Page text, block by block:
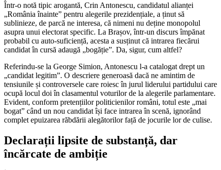
Într-o notă tipic arogantă, Crin Antonescu, candidatul alianței
„România înainte” pentru alegerile prezidențiale, a ținut să
sublinieze, de parcă ne interesa, că nimeni nu deține monopolul
asupra unui electorat specific. La Brașov, într-un discurs împănat
probabil cu auto-suficiență, acesta a susținut că intrarea fiecărui
candidat în cursă adaugă „bogăție”. Da, sigur, cum altfel?
Referindu-se la George Simion, Antonescu l-a catalogat drept un
„candidat legitim”. O descriere generoasă dacă ne amintim de
tensiunile și controversele care roiesc în jurul liderului partidului care
ocupă locul doi în clasamentul voturilor de la alegerile parlamentare.
Evident, conform pretențiilor politicienilor români, totul este „mai
bogat” când un nou candidat își face intrarea în scenă, ignorând
complet epuizarea răbdării alegătorilor față de jocurile lor de culise.
Declarații lipsite de substanță, dar
încărcate de ambiție